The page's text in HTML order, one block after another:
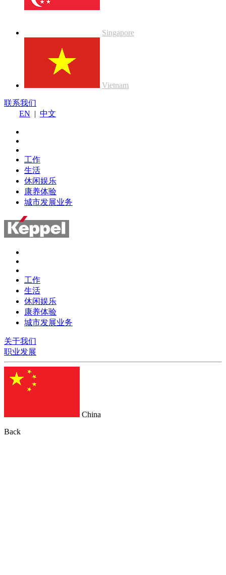
Singapore
Vietnam
联系我们
EN | 中文
工作
生活
休闲娱乐
康养体验
城市发展业务
工作
生活
休闲娱乐
康养体验
城市发展业务
关于我们
职业发展
China
Back